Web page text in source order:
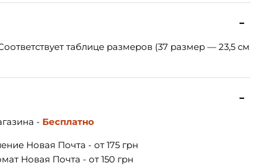
таблице размеров (37 размер — 23,5 см
- Бесплатно
Новая Почта - от 175 грн
Новая Почта - от 150 грн